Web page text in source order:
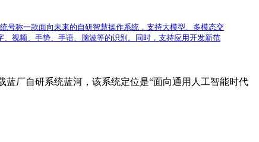
号称一款面向未来的自研智慧操作系统，支持大模型、多模态交
视频、手势、手语、脑波等的识别。同时，支持应用开发新范
蓝厂自研系统蓝河，该系统定位是“面向通用人工智能时代